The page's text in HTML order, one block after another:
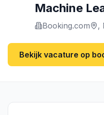
Machine
Booking.com ,
Bekijk vacature op